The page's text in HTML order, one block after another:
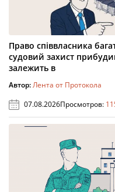
Право співвласника
судовий захист
залежить в
Автор:Лента от Протокола
07.08.2026Просмотров: